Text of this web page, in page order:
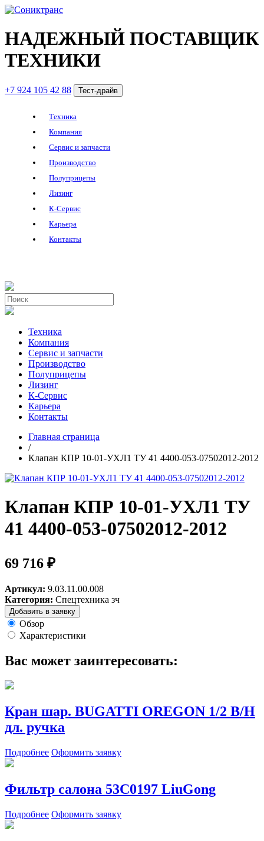
НАДЕЖНЫЙ ПОСТАВЩИК
ТЕХНИКИ
+7 924 105 42 88 Тест-драйв
Техника
Компания
Сервис и запчасти
Производство
Полуприцепы
Лизинг
К-Сервис
Карьера
Контакты
Техника
Компания
Сервис и запчасти
Производство
Полуприцепы
Лизинг
К-Сервис
Карьера
Контакты
Главная страница
/
Клапан КПР 10-01-УХЛ1 ТУ 41 4400-053-07502012-2012
Клапан КПР 10-01-УХЛ1 ТУ
41 4400-053-07502012-2012
69 716 ₽
Артикул: 9.03.11.00.008
Категория: Спецтехника зч
Добавить в заявку
Обзор
Характеристики
Вас может заинтересовать:
Кран шар. BUGATTI OREGON 1/2 B/H
дл. ручка
Подробнее Оформить заявку
Фильтр салона 53C0197 LiuGong
Подробнее Оформить заявку